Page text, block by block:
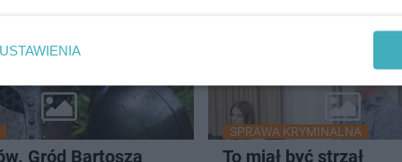
Gród Bartosza
SPRAWA KRYMINALNA
To miał być strzał
USTAWIENIA